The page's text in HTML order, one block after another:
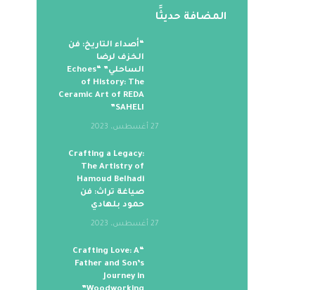
المضافة حديثََا
“أصداء التاريخ: فن
الخزف لرضا
الساحلي” “Echoes
of History: The
Ceramic Art of REDA
SAHELI”
27 أغسطس، 2023
Crafting a Legacy:
The Artistry of
Hamoud Belhadi
صياغة تراث: فن
حمود بلهادي
27 أغسطس، 2023
“Crafting Love: A
Father and Son’s
Journey in